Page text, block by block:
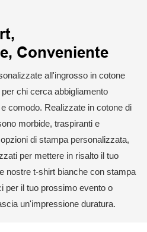
Conveniente
all'ingrosso in cotone
chi cerca abbigliamento
comodo. Realizzate in cotone di
morbide, traspiranti e
di stampa personalizzata,
per mettere in risalto il tuo
nostre t-shirt bianche con stampa
per il tuo prossimo evento o
un'impressione duratura.